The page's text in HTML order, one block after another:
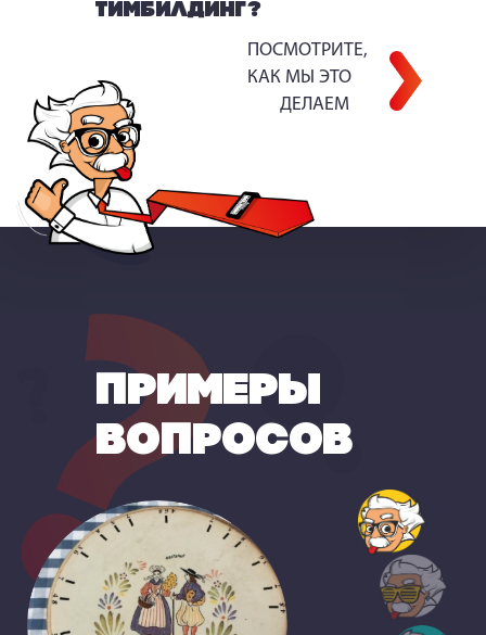
ТИМБИЛДИНГ?
ПОСМОТРИТЕ,
КАК МЫ ЭТО
ДЕЛАЕМ
ПРИМЕРЫ
ВОПРОСОВ